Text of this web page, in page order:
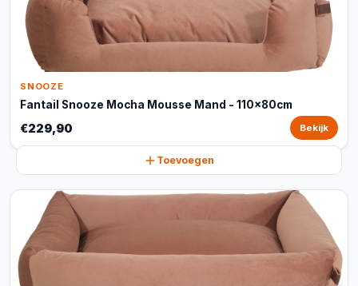
SNOOZE
Fantail Snooze Mocha Mousse Mand - 110x80cm
€229,90 Bekijk
Toevoegen